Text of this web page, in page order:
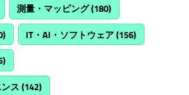
測量・マッピング(180)
IT・AI・ソフトウェア(156)
ス (142)